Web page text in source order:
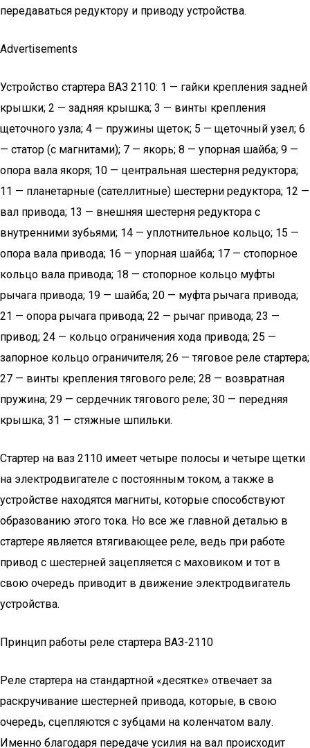
передаваться редуктору и приводу устройства.
Advertisements
Устройство стартера ВАЗ 2110: 1 — гайки крепления задней
крышки; 2 — задняя крышка; 3 — винты крепления
щеточного узла; 4 — пружины щеток; 5 — щеточный узел; 6
— статор (с магнитами); 7 — якорь; 8 — упорная шайба; 9 —
опора вала якоря; 10 — центральная шестерня редуктора;
11 — планетарные (сателлитные) шестерни редуктора; 12 —
вал привода; 13 — внешняя шестерня редуктора с
внутренними зубьями; 14 — уплотнительное кольцо; 15 —
опора вала привода; 16 — упорная шайба; 17 — стопорное
кольцо вала привода; 18 — стопорное кольцо муфты
рычага привода; 19 — шайба; 20 — муфта рычага привода;
21 — опора рычага привода; 22 — рычаг привода; 23 —
привод; 24 — кольцо ограничения хода привода; 25 —
запорное кольцо ограничителя; 26 — тяговое реле стартера;
27 — винты крепления тягового реле; 28 — возвратная
пружина; 29 — сердечник тягового реле; 30 — передняя
крышка; 31 — стяжные шпильки.
Стартер на ваз 2110 имеет четыре полосы и четыре щетки
на электродвигателе с постоянным током, а также в
устройстве находятся магниты, которые способствуют
образованию этого тока. Но все же главной деталью в
стартере является втягивающее реле, ведь при работе
привод с шестерней зацепляется с маховиком и тот в
свою очередь приводит в движение электродвигатель
устройства.
Принцип работы реле стартера ВАЗ-2110
Реле стартера на стандартной «десятке» отвечает за
раскручивание шестерней привода, которые, в свою
очередь, сцепляются с зубцами на коленчатом валу.
Именно благодаря передаче усилия на вал происходит